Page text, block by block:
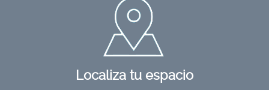
Localiza tu espacio